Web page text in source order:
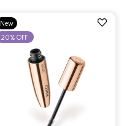
הוספה
New
20% OFF